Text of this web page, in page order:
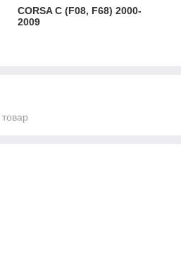
CORSA C (F08, F68) 2000-
2009